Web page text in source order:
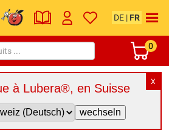
DE | FR
0
X
à Lubera®, en Suisse